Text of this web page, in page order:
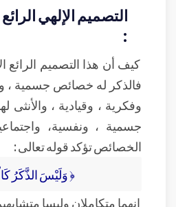
التصميم الإلهي
:
كيف أن هذا التصميم الرائع
فالذكر له خصائص جسمية ،
وفكرية ، وقيادية ،
جسمية ، ونفسية،
الخصائص تؤكد قوله تعالى :
﴿ وَلَيْسَ الذَّكَرُ
إنهما متكاملان وليسا